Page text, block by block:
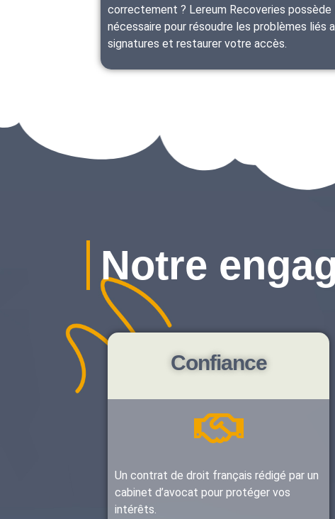
correctement ? Lereum Recoveries possède
nécessaire pour résoudre les problèmes liés
signatures et restaurer votre accès.
Notre
Confiance
Un contrat de droit français rédigé par un
cabinet d’avocat pour protéger vos
intérêts.